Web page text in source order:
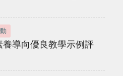
導向優良教學示例評